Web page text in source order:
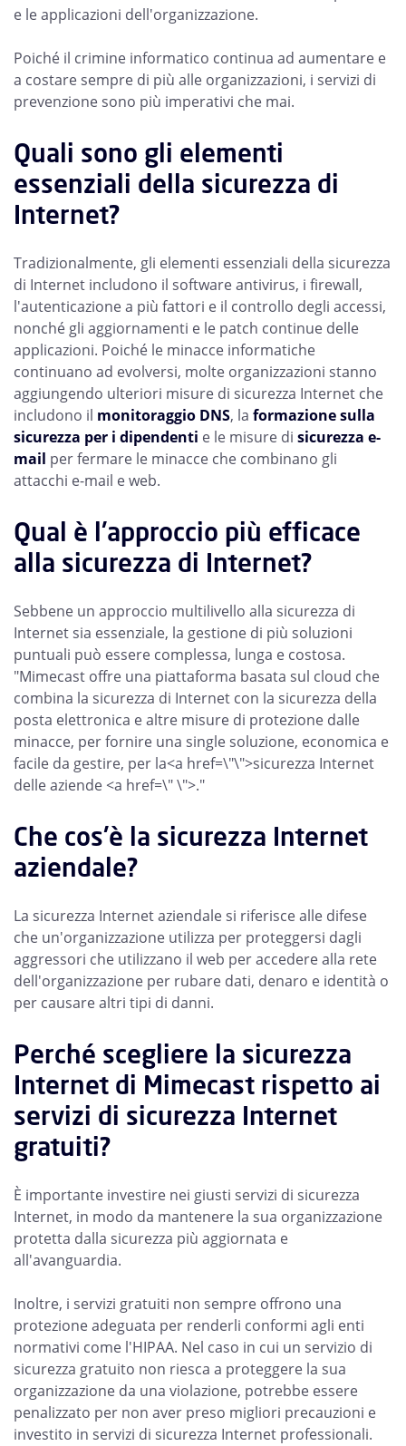
e le applicazioni dell'organizzazione.
Poiché il crimine informatico continua ad aumentare e
a costare sempre di più alle organizzazioni, i servizi di
prevenzione sono più imperativi che mai.
Quali sono gli elementi
essenziali della sicurezza di
Internet?
Tradizionalmente, gli elementi essenziali della sicurezza
di Internet includono il software antivirus, i firewall,
l'autenticazione a più fattori e il controllo degli accessi,
nonché gli aggiornamenti e le patch continue delle
applicazioni. Poiché le minacce informatiche
continuano ad evolversi, molte organizzazioni stanno
aggiungendo ulteriori misure di sicurezza Internet che
includono il monitoraggio DNS, la formazione sulla
sicurezza per i dipendenti e le misure di sicurezza e-
mail per fermare le minacce che combinano gli
attacchi e-mail e web.
Qual è l'approccio più efficace
alla sicurezza di Internet?
Sebbene un approccio multilivello alla sicurezza di
Internet sia essenziale, la gestione di più soluzioni
puntuali può essere complessa, lunga e costosa.
"Mimecast offre una piattaforma basata sul cloud che
combina la sicurezza di Internet con la sicurezza della
posta elettronica e altre misure di protezione dalle
minacce, per fornire una single soluzione, economica e
facile da gestire, per la<a href=\"\">sicurezza Internet
delle aziende <a href=\" \">."
Che cos'è la sicurezza Internet
aziendale?
La sicurezza Internet aziendale si riferisce alle difese
che un'organizzazione utilizza per proteggersi dagli
aggressori che utilizzano il web per accedere alla rete
dell'organizzazione per rubare dati, denaro e identità o
per causare altri tipi di danni.
Perché scegliere la sicurezza
Internet di Mimecast rispetto ai
servizi di sicurezza Internet
gratuiti?
È importante investire nei giusti servizi di sicurezza
Internet, in modo da mantenere la sua organizzazione
protetta dalla sicurezza più aggiornata e
all'avanguardia.
Inoltre, i servizi gratuiti non sempre offrono una
protezione adeguata per renderli conformi agli enti
normativi come l'HIPAA. Nel caso in cui un servizio di
sicurezza gratuito non riesca a proteggere la sua
organizzazione da una violazione, potrebbe essere
penalizzato per non aver preso migliori precauzioni e
investito in servizi di sicurezza Internet professionali.